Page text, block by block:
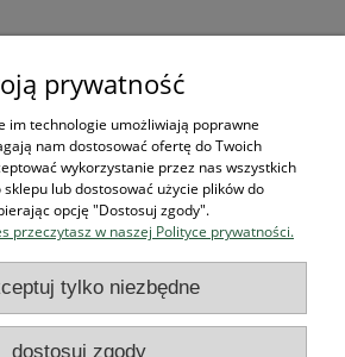
przygodę
dla
bohaterów
prywatność
im technologie umożliwiają poprawne
nam dostosować ofertę do Twoich
wykorzystanie przez nas wszystkich
lub dostosować użycie plików do
opcję "Dostosuj zgody".
przeczytasz w naszej Polityce prywatności.
tylko niezbędne
dostosuj zgody